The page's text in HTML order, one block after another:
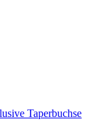
Taperbuchse